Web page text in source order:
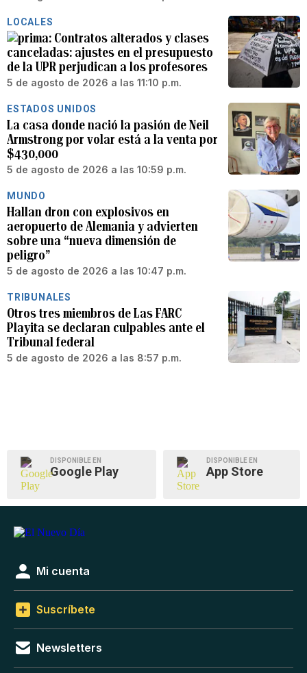
LOCALES
Contratos alterados y clases
canceladas: ajustes en el presupuesto
de la UPR perjudican a los profesores
5 de agosto de 2026 a las 11:10 p.m.
ESTADOS UNIDOS
La casa donde nació la pasión de Neil
Armstrong por volar está a la venta por
$430,000
5 de agosto de 2026 a las 10:59 p.m.
MUNDO
Hallan dron con explosivos en
aeropuerto de Alemania y advierten
sobre una “nueva dimensión de
peligro”
5 de agosto de 2026 a las 10:47 p.m.
TRIBUNALES
Otros tres miembros de Las FARC
Playita se declaran culpables ante el
Tribunal federal
5 de agosto de 2026 a las 8:57 p.m.
DISPONIBLE EN
Google Play
DISPONIBLE EN
App Store
Mi cuenta
Suscríbete
Newsletters